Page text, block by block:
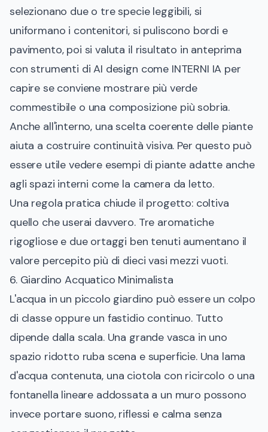
selezionano due o tre specie leggibili, si
uniformano i contenitori, si puliscono bordi e
pavimento, poi si valuta il risultato in anteprima
con strumenti di AI design come INTERNI IA per
capire se conviene mostrare più verde
commestibile o una composizione più sobria.
Anche all'interno, una scelta coerente delle piante
aiuta a costruire continuità visiva. Per questo può
essere utile vedere esempi di piante adatte anche
agli spazi interni come la camera da letto.
Una regola pratica chiude il progetto: coltiva
quello che userai davvero. Tre aromatiche
rigogliose e due ortaggi ben tenuti aumentano il
valore percepito più di dieci vasi mezzi vuoti.
6. Giardino Acquatico Minimalista
L'acqua in un piccolo giardino può essere un colpo
di classe oppure un fastidio continuo. Tutto
dipende dalla scala. Una grande vasca in uno
spazio ridotto ruba scena e superficie. Una lama
d'acqua contenuta, una ciotola con ricircolo o una
fontanella lineare addossata a un muro possono
invece portare suono, riflessi e calma senza